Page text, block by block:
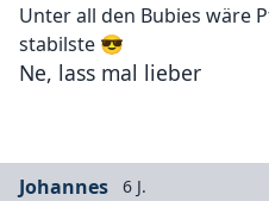
Unter all den Bubies wäre
stabilste 😎
Ne, lass mal lieber
Johannes 6 J.